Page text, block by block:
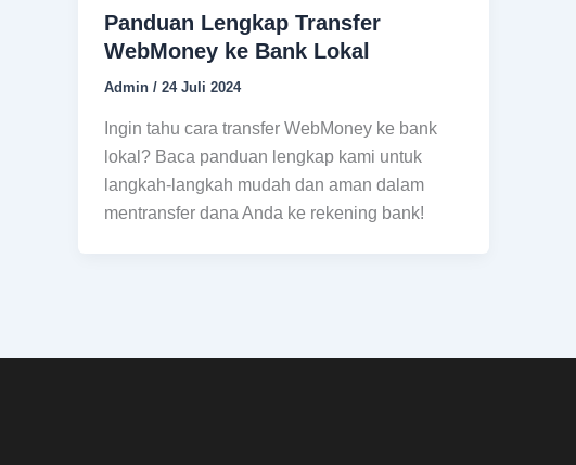
Panduan Lengkap Transfer
WebMoney ke Bank Lokal
Admin / 24 Juli 2024
Ingin tahu cara transfer WebMoney ke bank
lokal? Baca panduan lengkap kami untuk
langkah-langkah mudah dan aman dalam
mentransfer dana Anda ke rekening bank!